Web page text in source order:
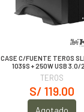
CASE C/FUENTE TEROS
1039S + 250W USB 3.0/
TEROS
S/ 119.00